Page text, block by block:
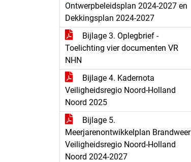
Ontwerpbeleidsplan 2024-2027 en
Dekkingsplan 2024-2027
Bijlage 3. Oplegbrief -
Toelichting vier documenten VR
NHN
Bijlage 4. Kadernota
Veiligheidsregio Noord-Holland
Noord 2025
Bijlage 5.
Meerjarenontwikkelplan Brandweer
Veiligheidsregio Noord-Holland
Noord 2024-2027